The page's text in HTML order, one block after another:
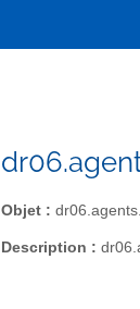
Objet :
Description :